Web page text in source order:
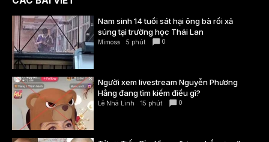
Nam sinh 14 tuổi sát hại ông bà rồi xả
súng tại trường học Thái Lan
Mimosa 5 phút 0
Người xem livestream Nguyễn Phương
Hằng đang tìm kiếm điều gì?
Lê Nhã Linh 15 phút 0